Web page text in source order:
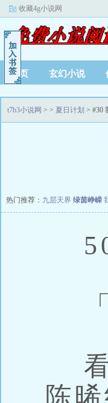
收藏4g小说网
首页 玄幻小说
t7b3小说网 > > 夏日计划 > #30
热门推荐： 九层天界 绿茵峥嵘
「
看
陈